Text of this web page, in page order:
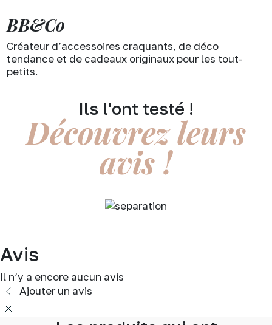
BB&Co
Créateur d’accessoires craquants, de déco
tendance et de cadeaux originaux pour les tout-
petits.
Ils l'ont testé !
Découvrez leurs
avis !
Avis
Il n’y a encore aucun avis
Ajouter un avis